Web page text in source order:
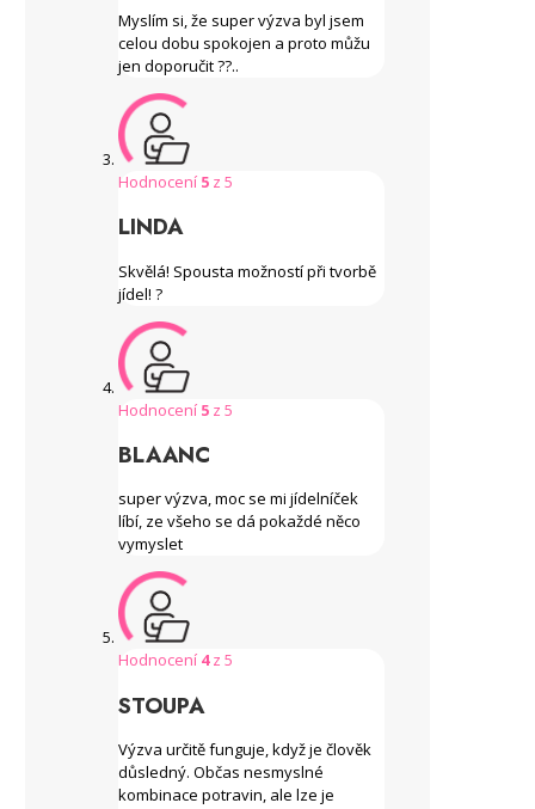
Myslím si, že super výzva byl jsem
celou dobu spokojen a proto můžu
jen doporučit ??..
Hodnocení 5 z 5
LINDA
Skvělá! Spousta možností při tvorbě
jídel! ?
Hodnocení 5 z 5
BLAANC
super výzva, moc se mi jídelníček
líbí, ze všeho se dá pokaždé něco
vymyslet
Hodnocení 4z 5
STOUPA
Výzva určitě funguje, když je člověk
důsledný. Občas nesmyslné
kombinace potravin, ale lze je